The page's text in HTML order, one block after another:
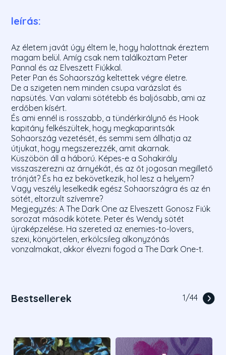
leírás:
Az életem javát úgy éltem le, hogy halottnak éreztem
magam belül. Amíg csak nem találkoztam Peter
Pannal és az Elveszett Fiúkkal.
Peter Pan és Sohaország keltettek végre életre.
De a szigeten nem minden csupa varázslat és
napsütés. Van valami sötétebb és baljósabb, ami az
erdőben kísért.
És ami ennél is rosszabb, a tündérkirálynő és Hook
kapitány felkészültek, hogy megkaparintsák
Sohaország vezetését, és semmi sem állhatja az
útjukat, hogy megszerezzék, amit akarnak.
Küszöbön áll a háború. Képes-e a Sohakirály
visszaszerezni az árnyékát, és az őt jogosan megillető
trónját? És ha ez bekövetkezik, hol lesz a helyem?
Vagy veszély leselkedik egész Sohaországra és az én
sötét, eltorzult szívemre?
Megjegyzés: A The Dark One az Elveszett Gonosz Fiúk
sorozat második kötete. Peter és Wendy sötét
újraképzelése. Ha szereted az enemies-to-lovers,
szexi, könyörtelen, erkölcsileg alkonyzónás
vonzalmakat, akkor élvezni fogod a The Dark One-t.
Bestsellerek 1/44